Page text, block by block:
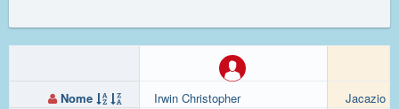
Nome
Irwin Christopher
Jacazio